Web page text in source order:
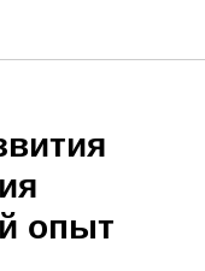
опыт